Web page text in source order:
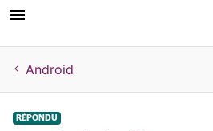
Aide
Android
RÉPONDU